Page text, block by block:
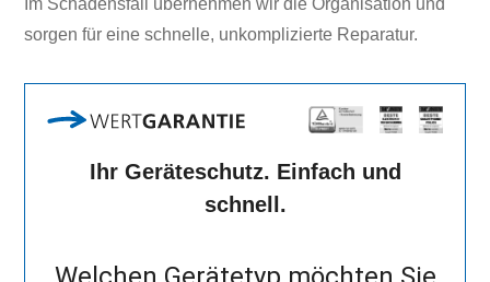
sorgen für eine schnelle, unkomplizierte Reparatur.
Ihr Geräteschutz. Einfach und
schnell.